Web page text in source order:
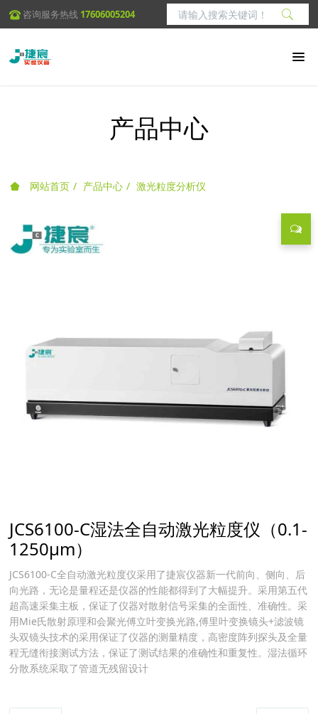
咨询服务热线 17606005204
产品中心
网站首页 产品中心 激光粒度分析仪
JCS6100-C湿法全自动激光粒度仪（0.1-
1250μm）
JCS6100-C全自动激光粒度仪采用了捷宸仪器新一代前向、侧向、后
向光路，无论是量程还是仪器的性能都得到了大幅提升。采用第五代
超高速采集主板，保证了仪器对散射信号采集的全面性、准确性。采
用Mie氏散射原理和会聚光傅立叶变换光路,傅里叶变换镜头+滤波镜
头双镜头技术的采用保证了仪器的测量精度，高密度阵列探头及全量
程无缝衔接测试方法，保证了测试结果的准确性和重复性。湿法循环
分散系统采取了管道无残留设计